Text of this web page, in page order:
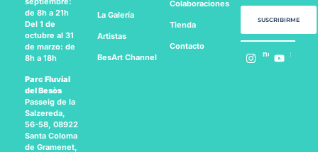
de 8h a 21h
Del 1 de
octubre al 31
de marzo: de
8h a 18h
Parc Fluvial
del Besòs
Passeig de la
Salzereda,
56-58, 08922
Santa Coloma
de Gramenet,
La Galería
Artistas
BesArt Channel
Colaboraciones
Tienda
Contacto
SUSCRIBIRME
Síguenos en: